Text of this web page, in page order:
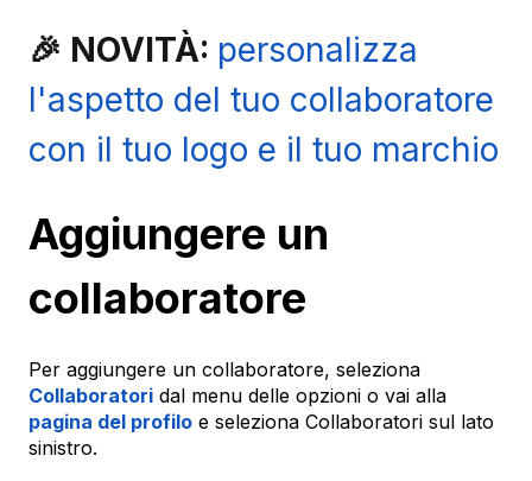
🎉 NOVITÀ: personalizza
l'aspetto del tuo collaboratore
con il tuo logo e il tuo marchio
Aggiungere un
collaboratore
Per aggiungere un collaboratore, seleziona
Collaboratori dal menu delle opzioni o vai alla
pagina del profilo e seleziona Collaboratori sul lato
sinistro.